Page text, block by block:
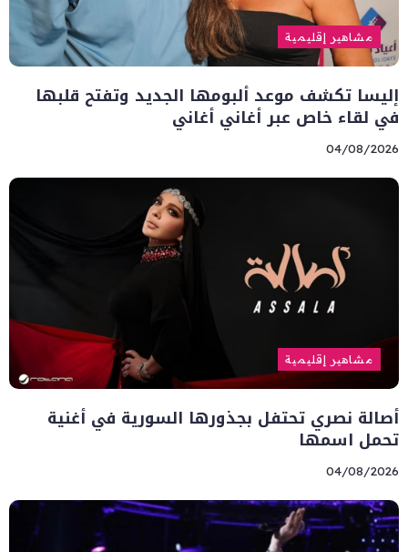
مشاهير إقليمية
إليسا تكشف موعد ألبومها الجديد وتفتح قلبها
في لقاء خاص عبر أغاني أغاني
04/08/2026
مشاهير إقليمية
أصالة نصري تحتفل بجذورها السورية في أغنية
تحمل اسمها
04/08/2026